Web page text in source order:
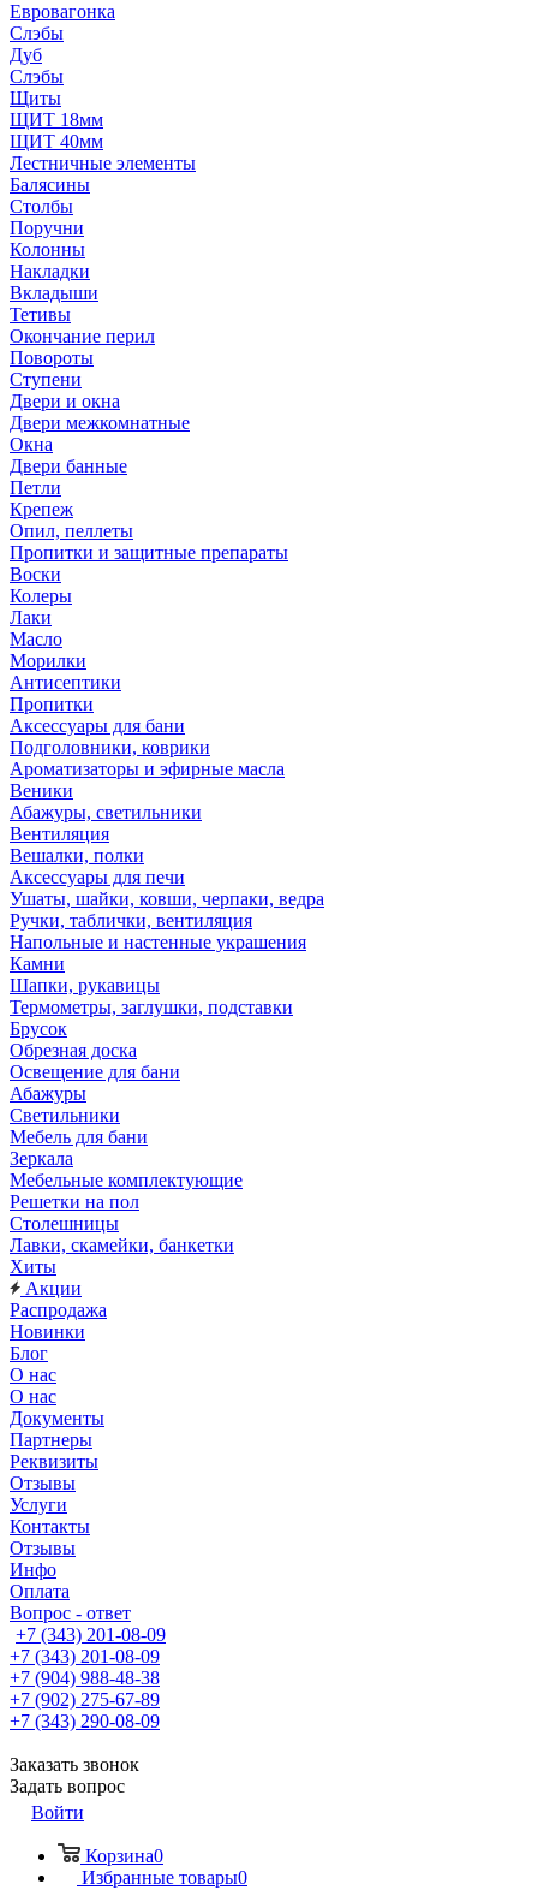
Евровагонка
Слэбы
Дуб
Слэбы
Щиты
ЩИТ 18мм
ЩИТ 40мм
Лестничные элементы
Балясины
Столбы
Поручни
Колонны
Накладки
Вкладыши
Тетивы
Окончание перил
Повороты
Ступени
Двери и окна
Двери межкомнатные
Окна
Двери банные
Петли
Крепеж
Опил, пеллеты
Пропитки и защитные препараты
Воски
Колеры
Лаки
Масло
Морилки
Антисептики
Пропитки
Аксессуары для бани
Подголовники, коврики
Ароматизаторы и эфирные масла
Веники
Абажуры, светильники
Вентиляция
Вешалки, полки
Аксессуары для печи
Ушаты, шайки, ковши, черпаки, ведра
Ручки, таблички, вентиляция
Напольные и настенные украшения
Камни
Шапки, рукавицы
Термометры, заглушки, подставки
Брусок
Обрезная доска
Освещение для бани
Абажуры
Светильники
Мебель для бани
Зеркала
Мебельные комплектующие
Решетки на пол
Столешницы
Лавки, скамейки, банкетки
Хиты
Акции
Распродажа
Новинки
Блог
О нас
О нас
Документы
Партнеры
Реквизиты
Отзывы
Услуги
Контакты
Отзывы
Инфо
Оплата
Вопрос - ответ
+7 (343) 201-08-09
+7 (343) 201-08-09
+7 (904) 988-48-38
+7 (902) 275-67-89
+7 (343) 290-08-09
Заказать звонок
Задать вопрос
Войти
Корзина0
Избранные товары0